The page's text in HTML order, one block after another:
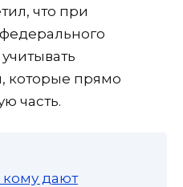
что при
которые прямо
часть.
дают